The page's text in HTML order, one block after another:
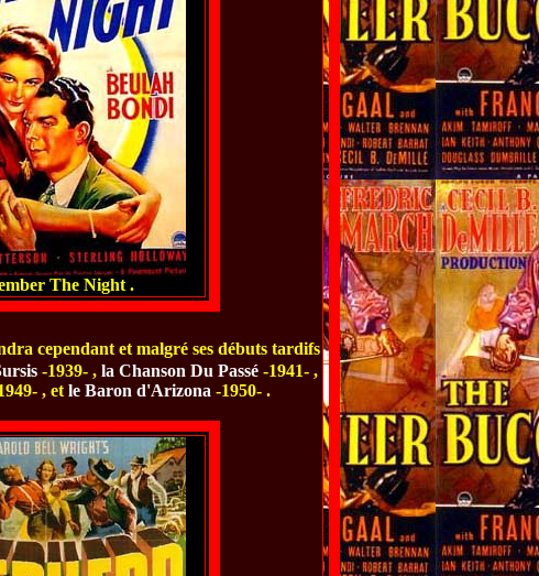
The Night .
cependant et malgré ses débuts tardifs
-1939- , la Chanson Du Passé -1941- ,
, et le Baron d'Arizona -1950- .